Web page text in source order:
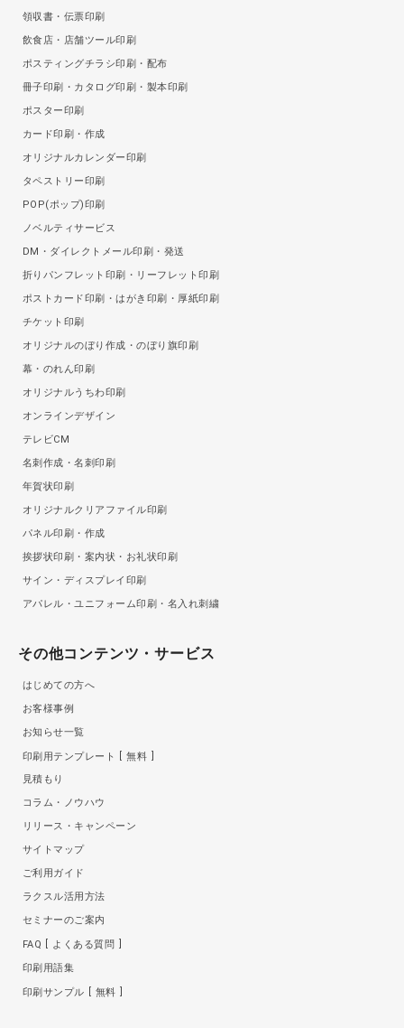
領収書・伝票印刷
飲食店・店舗ツール印刷
ポスティングチラシ印刷・配布
冊子印刷・カタログ印刷・製本印刷
ポスター印刷
カード印刷・作成
オリジナルカレンダー印刷
タペストリー印刷
POP(ポップ)印刷
ノベルティサービス
DM・ダイレクトメール印刷・発送
折りパンフレット印刷・リーフレット印刷
ポストカード印刷・はがき印刷・厚紙印刷
チケット印刷
オリジナルのぼり作成・のぼり旗印刷
幕・のれん印刷
オリジナルうちわ印刷
オンラインデザイン
テレビCM
名刺作成・名刺印刷
年賀状印刷
オリジナルクリアファイル印刷
パネル印刷・作成
挨拶状印刷・案内状・お礼状印刷
サイン・ディスプレイ印刷
アパレル・ユニフォーム印刷・名入れ刺繍
その他コンテンツ・サービス
はじめての方へ
お客様事例
お知らせ一覧
印刷用テンプレート
無料
見積もり
コラム・ノウハウ
リリース・キャンペーン
サイトマップ
ご利用ガイド
ラクスル活用方法
セミナーのご案内
FAQ
よくある質問
印刷用語集
印刷サンプル 無料